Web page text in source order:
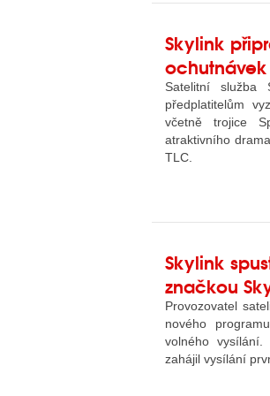
Skylink
Satelitní služba
předplatitelům
včetně trojice
atraktivního
TLC.
Skylink
značkou
Provozovatel
nového
volného
zahájil vysílání